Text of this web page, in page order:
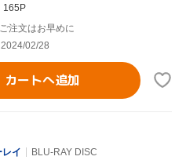
165P
ご注文はお早めに
02/28
カートへ追加
イ
BLU-RAY DISC